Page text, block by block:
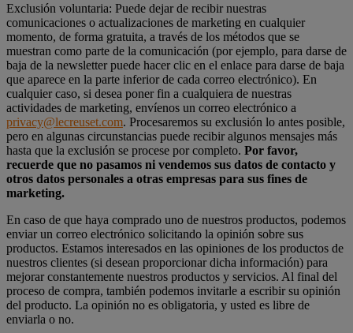
Exclusión voluntaria: Puede dejar de recibir nuestras
comunicaciones o actualizaciones de marketing en cualquier
momento, de forma gratuita, a través de los métodos que se
muestran como parte de la comunicación (por ejemplo, para darse de
baja de la newsletter puede hacer clic en el enlace para darse de baja
que aparece en la parte inferior de cada correo electrónico). En
cualquier caso, si desea poner fin a cualquiera de nuestras
actividades de marketing, envíenos un correo electrónico a
privacy@lecreuset.com. Procesaremos su exclusión lo antes posible,
pero en algunas circunstancias puede recibir algunos mensajes más
hasta que la exclusión se procese por completo. Por favor,
recuerde que no pasamos ni vendemos sus datos de contacto y
otros datos personales a otras empresas para sus fines de
marketing.
En caso de que haya comprado uno de nuestros productos, podemos
enviar un correo electrónico solicitando la opinión sobre sus
productos. Estamos interesados en las opiniones de los productos de
nuestros clientes (si desean proporcionar dicha información) para
mejorar constantemente nuestros productos y servicios. Al final del
proceso de compra, también podemos invitarle a escribir su opinión
del producto. La opinión no es obligatoria, y usted es libre de
enviarla o no.